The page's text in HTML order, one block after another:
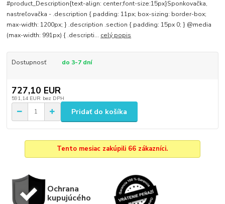
#product_Description{text-align: center;font-size:15px}Sponkovačka,
nastreľovačka - .description { padding: 11px; box-sizing: border-box;
max-width: 1200px; } .description .section { padding: 15px 0; } @media
(max-width: 991px) { .descripti... celý popis
Dostupnosť do 3-7 dní
727,10 EUR
591,14 EUR bez DPH
Pridať do košíka
Tento mesiac zakúpili 66 zákazníci.
Ochrana
kupujúcého